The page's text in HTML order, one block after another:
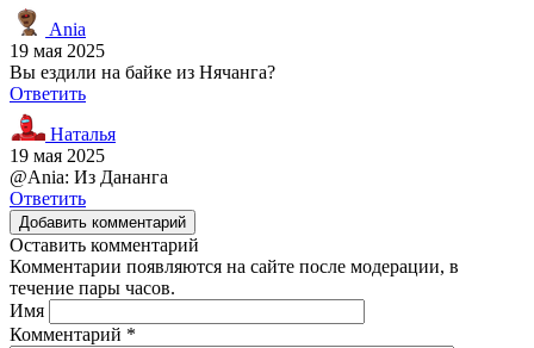
Ania
19 мая 2025
Вы ездили на байке из Нячанга?
Ответить
Наталья
19 мая 2025
@Ania: Из Дананга
Ответить
Добавить комментарий
Оставить комментарий
Комментарии появляются на сайте после модерации, в
течение пары часов.
Имя
Комментарий *